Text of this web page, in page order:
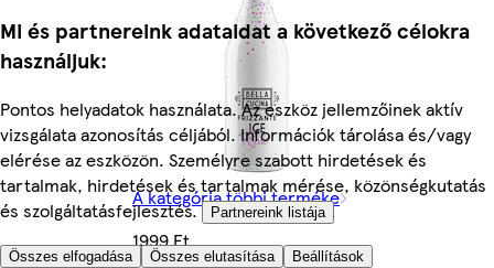
Mi és partnereink adataidat a következő célokra
használjuk:
Pontos helyadatok használata. Az eszköz jellemzőinek aktív
vizsgálata azonosítás céljából. Információk tárolása és/vagy
elérése az eszközön. Személyre szabott hirdetések és
tartalmak, hirdetések és tartalmak mérése, közönségkutatás
és szolgáltatásfejlesztés.
Partnereink listája
Összes elfogadása Összes elutasítása Beállítások
A kategória többi terméke
1999 Ft